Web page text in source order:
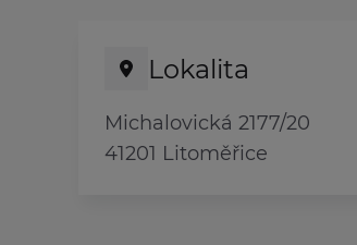
Lokalita
Michalovická 2177/20
41201 Litoměřice